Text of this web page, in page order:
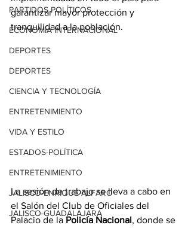
PARTIDOS POLÍTICOS
ECONOMÍA INTERNACIONAL
DEPORTES
DEPORTES
CIENCIA Y TECNOLOGÍA
ENTRETENIMIENTO
VIDA Y ESTILO
ESTADOS-POLÍTICA
ENTRETENIMIENTO
JALISCO-ENRIQUE ALFARO
JALISCO-GUADALAJARA
garantizar mayor protección y
tranquilidad a la población.
La sesión de trabajo se lleva a cabo en
el Salón del Club de Oficiales del
Palacio de la Policía Nacional, donde se